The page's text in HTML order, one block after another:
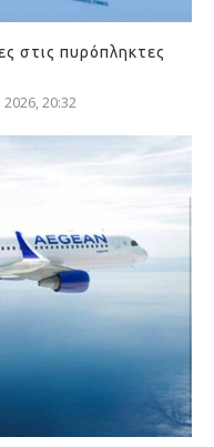
στις πυρόπληκτες
20:32